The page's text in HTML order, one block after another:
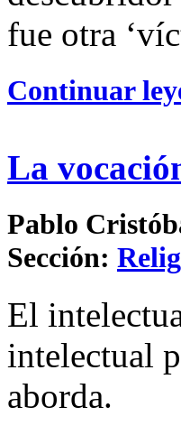
fue otra
Continuar
La
Pablo
Sección:
El
intelectual
aborda.